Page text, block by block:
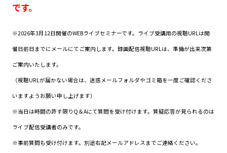
です。
※2026年3月12日開催のWEBライブセミナーです。ライブ受講用の視聴URLは開
催日前日までにメールにてご案内します。録画配信視聴URLは、準備が出来次第
ご案内いたします。
（視聴URLが届かない場合は、迷惑メールフォルダやゴミ箱を一度ご確認くださ
いますようお願い申し上げます）
※当日は時間の許す限りQ＆Aにて質問を受け付けます。質疑応答が見られるのは
ライブ配信受講者のみです。
※事前質問も受け付けます。別途右記メールアドレスまでご連絡ください。